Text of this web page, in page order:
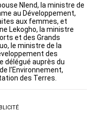
Nlend, la ministre de
au Développement,
aux femmes, et
Lekogho, la ministre
et des Grands
le ministre de la
des
délégué auprès du
l’Environnement,
des Terres.